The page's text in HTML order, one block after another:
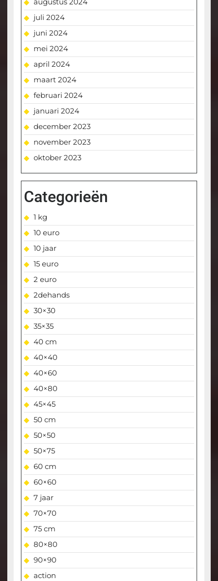
augustus 2024
juli 2024
juni 2024
mei 2024
april 2024
maart 2024
februari 2024
januari 2024
december 2023
november 2023
oktober 2023
Categorieën
1 kg
10 euro
10 jaar
15 euro
2 euro
2dehands
30×30
35×35
40 cm
40×40
40×60
40×80
45×45
50 cm
50×50
50×75
60 cm
60×60
7 jaar
70×70
75 cm
80×80
90×90
action